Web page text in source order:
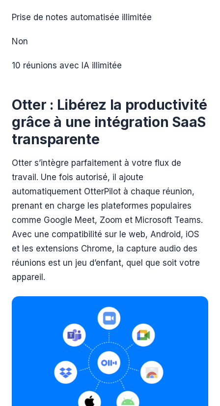
Prise de notes automatisée illimitée
Non
10 réunions avec IA illimitée
Otter : Libérez la productivité
grâce à une intégration SaaS
transparente
Otter s’intègre parfaitement à votre flux de
travail. Une fois autorisé, il ajoute
automatiquement OtterPilot à chaque réunion,
prenant en charge les plateformes populaires
comme Google Meet, Zoom et Microsoft Teams.
Avec une compatibilité sur le web, Android, iOS
et les extensions Chrome, la capture audio des
réunions est un jeu d’enfant, quel que soit votre
appareil.